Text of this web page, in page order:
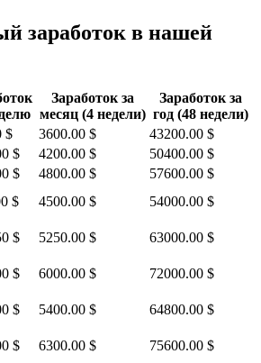
заработок в нашей
Заработок за
месяц (4 недели)
Заработок за
год (48 недели)
$ 3600.00 $
43200.00 $
$ 4200.00 $
50400.00 $
$ 4800.00 $
57600.00 $
$ 4500.00 $
54000.00 $
$ 5250.00 $
63000.00 $
$ 6000.00 $
72000.00 $
$ 5400.00 $
64800.00 $
$ 6300.00 $
75600.00 $